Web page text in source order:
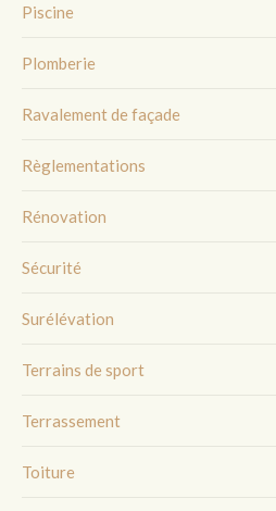
Piscine
Plomberie
Ravalement de façade
Règlementations
Rénovation
Sécurité
Surélévation
Terrains de sport
Terrassement
Toiture